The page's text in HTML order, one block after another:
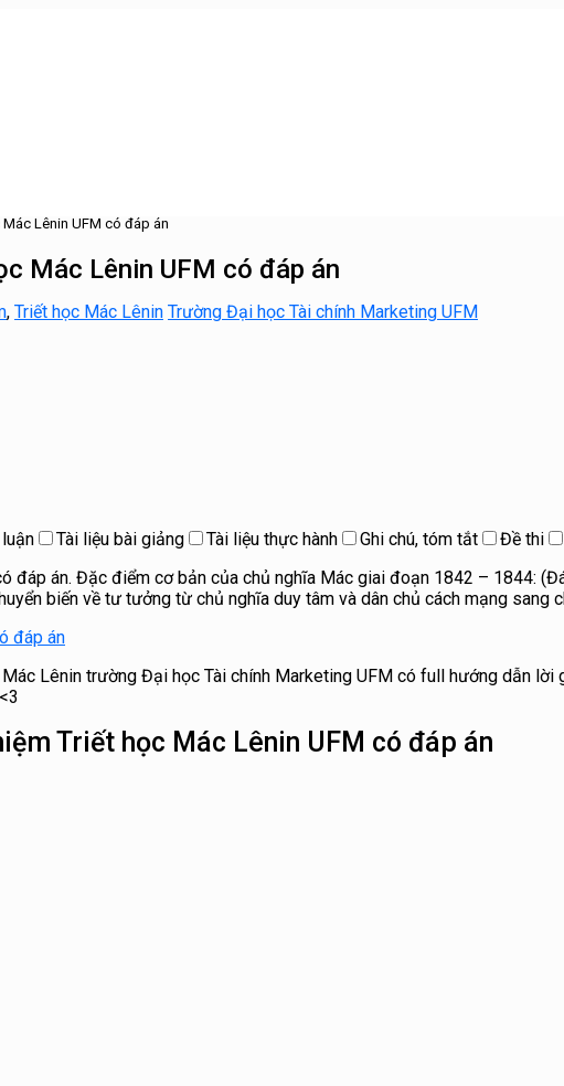
Lênin UFM có đáp án
Mác Lênin UFM có đáp án
, Triết học Mác Lênin Trường Đại học Tài chính Marketing UFM
Tài liệu bài giảng Tài liệu thực hành Ghi chú, tóm tắt Đề thi
đáp án. Đặc điểm cơ bản của chủ nghĩa Mác giai đoạn 1842 – 1844:
biến về tư tưởng từ chủ nghĩa duy tâm và dân chủ cách mạng sang
đáp án
Lênin trường Đại học Tài chính Marketing UFM có full hướng dẫn
Triết học Mác Lênin UFM có đáp án